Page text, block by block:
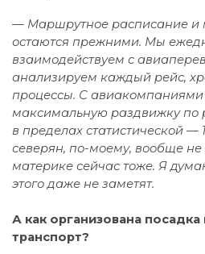
— Маршрутное расписание и
остаются прежними. Мы
взаимодействуем с
анализируем каждый рейс,
процессы. С
максимальную раздвижку
в пределах статистической —
северян, по-моему, вообще
материке сейчас тоже. Я
этого даже не заметят.
А как организована
транспорт?